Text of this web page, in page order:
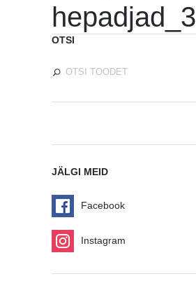
hepadjad_3
OTSI
JÄLGI MEID
Facebook
Instagram